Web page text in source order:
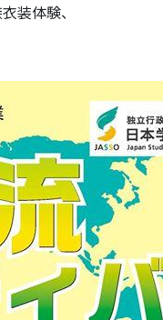
装体験、